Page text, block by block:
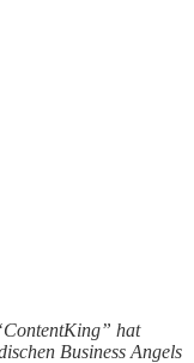
hat
Business Angels